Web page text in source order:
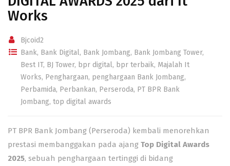
Works
Bjcoid2
Bank, Bank Digital, Bank Jombang, Bank Jombang Tower,
Best IT, BJ Tower, bpr digital, bpr terbaik, Majalah It
Works, Penghargaan, penghargaan Bank Jombang,
Perbamida, Perbankan, Perseroda, PT BPR Bank
Jombang, top digital awards
PT BPR Bank Jombang (Perseroda) kembali menorehkan
prestasi membanggakan pada ajangTop Digital Awards
2025, sebuah penghargaan tertinggi di bidang